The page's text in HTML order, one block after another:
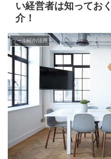
い経営者は知ってお
介！
ツール紹介/活用